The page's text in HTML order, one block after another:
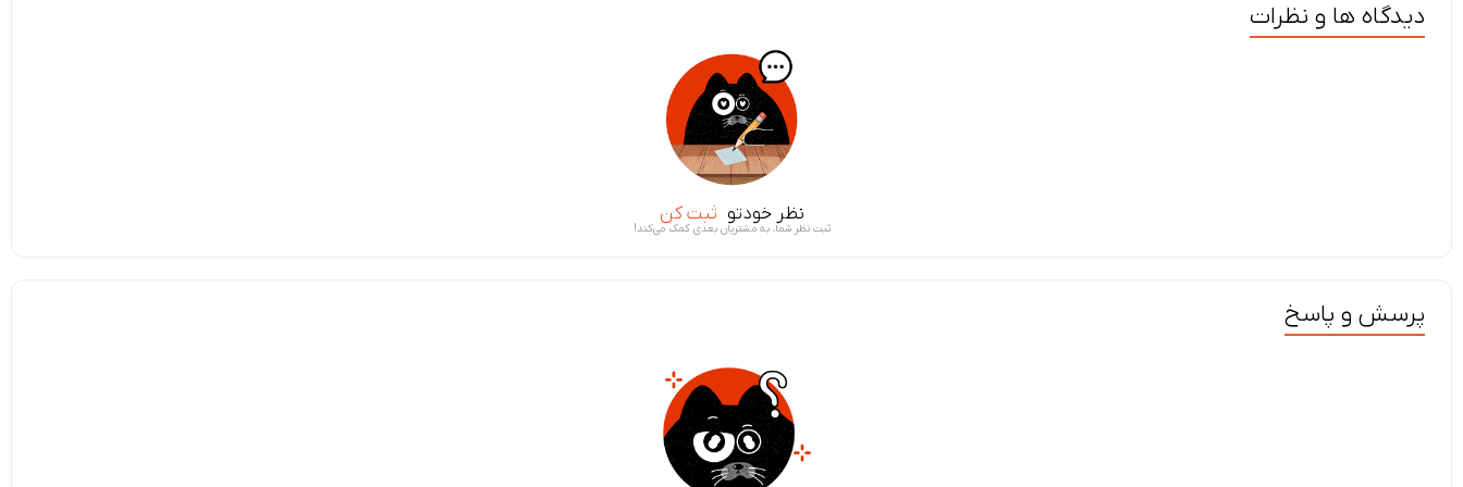
دیدگاه ها و نظرات
نظر خودتو ثبت کن
ثبت نظر شما، به مشتریان بعدی کمک می‌کند!
پرسش و پاسخ